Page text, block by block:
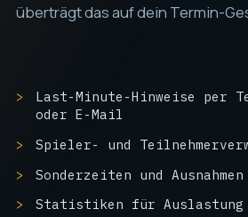
überträgt das auf dein Termin-
Last-Minute-Hinweise per
oder E-Mail
Spieler- und
Sonderzeiten und
Statistiken für Auslastung